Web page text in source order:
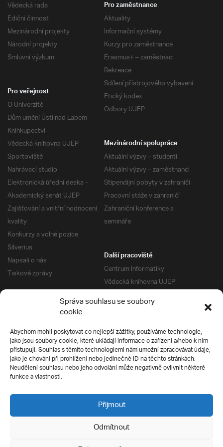
Správa souhlasu se soubory
cookie
Abychom mohli poskytovat co nejlepší zážitky, používáme technologie,
jako jsou soubory cookie, které ukládají informace o zařízení a/nebo k nim
přistupují. Souhlas s těmito technologiemi nám umožní zpracovávat údaje,
jako je chování při prohlížení nebo jedinečné ID na těchto stránkách.
Neudělení souhlasu nebo jeho odvolání může negativně ovlivnit některé
funkce a vlastnosti.
Přijmout
Odmítnout
Vědecká rada
Ediční činnost
Mezinárodní projekty
Národní projekty
Smluvní výzkum
Pro zaměstnance
Aktuality
Informační systémy
Kurzy pro zaměstnance
Erasmus+ – zaměstnaci
Rekreace
Sdílení přístrojového vybavení
Etický kodex
Odbory UJEP
Pro veřejnost
O Univerzitě
Dům umění Ústí nad Labem
Knihkupectví
Vědecká knihovna UJEP
Sportoviště
Nahrávací studio
Elektronická úřední deska –
Akademický senát UJEP
Zajišťování a vnitřní hodnocení
kvality
Konkurzy a volné pozice
Silverius
Napsali o nás
Tiskové zprávy
Mezinárodní spolupráce
Aktuální výzvy – studenti
Aktuální výzvy – zaměstnanci
Stipendijní pobyty v zahraničí
Pracovní stáže v zahraničí
Zahraniční konference a
semináře
Další pracoviště
Centrum Informatiky
Vědecká knihovna UJEP
Správa kolejí a menz
Univerzitní centrum podpory
Silverius
Pro uchazeče
Přijímací řízení
E-prihlaska
Přípravné kurzy
Ochrana soukromí